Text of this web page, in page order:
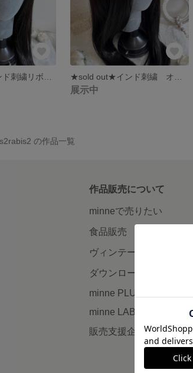
展示中
s2rabis2 の作品一覧
作品販売について
minneで売りたい
食品販売
ヴィンテージ販売
ダウンロード販売
minne PLUS
minne LAB
販売支援企画・イベント